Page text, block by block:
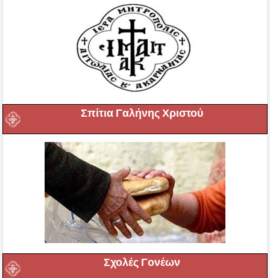
Σπίτια Γαλήνης Χριστού
Σχολές Γονέων